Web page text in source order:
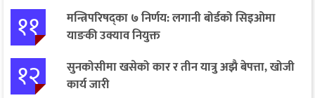
११
मन्त्रिपरिषद्का ७ निर्णय: लगानी बोर्डको सिइओमा
याङकी उक्याव नियुक्त
१२
सुनकोसीमा खसेको कार र तीन यात्रु अझै बेपत्ता, खोजी
कार्य जारी